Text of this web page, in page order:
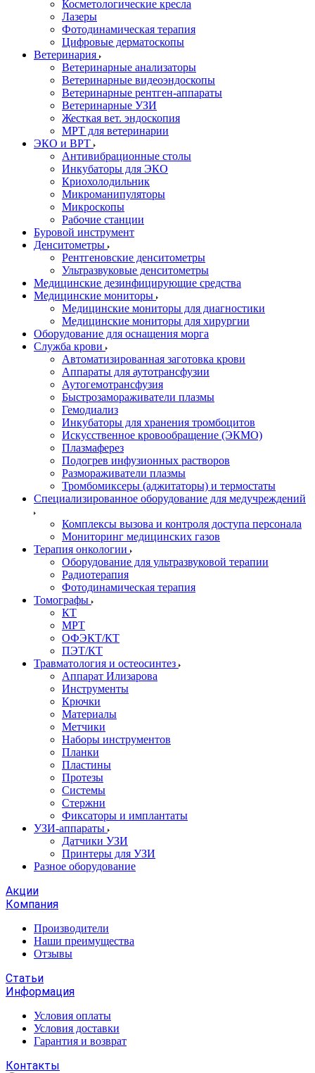
Косметологические кресла
Лазеры
Фотодинамическая терапия
Цифровые дерматоскопы
Ветеринария
Ветеринарные анализаторы
Ветеринарные видеоэндоскопы
Ветеринарные рентген-аппараты
Ветеринарные УЗИ
Жесткая вет. эндоскопия
МРТ для ветеринарии
ЭКО и ВРТ
Антивибрационные столы
Инкубаторы для ЭКО
Криохолодильник
Микроманипуляторы
Микроскопы
Рабочие станции
Буровой инструмент
Денситометры
Рентгеновские денситометры
Ультразвуковые денситометры
Медицинские дезинфицирующие средства
Медицинские мониторы
Медицинские мониторы для диагностики
Медицинские мониторы для хирургии
Оборудование для оснащения морга
Служба крови
Автоматизированная заготовка крови
Аппараты для аутотрансфузии
Аутогемотрансфузия
Быстрозамораживатели плазмы
Гемодиализ
Инкубаторы для хранения тромбоцитов
Искусственное кровообращение (ЭКМО)
Плазмаферез
Подогрев инфузионных растворов
Размораживатели плазмы
Тромбомиксеры (аджитаторы) и термостаты
Специализированное оборудование для медучреждений
Комплексы вызова и контроля доступа персонала
Мониторинг медицинских газов
Терапия онкологии
Оборудование для ультразвуковой терапии
Радиотерапия
Фотодинамическая терапия
Томографы
КТ
МРТ
ОФЭКТ/КТ
ПЭТ/КТ
Травматология и остеосинтез
Аппарат Илизарова
Инструменты
Крючки
Материалы
Метчики
Наборы инструментов
Планки
Пластины
Протезы
Системы
Стержни
Фиксаторы и имплантаты
УЗИ-аппараты
Датчики УЗИ
Принтеры для УЗИ
Разное оборудование
Акции
Компания
Производители
Наши преимущества
Отзывы
Статьи
Информация
Условия оплаты
Условия доставки
Гарантия и возврат
Контакты